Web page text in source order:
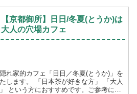
【京都御所】日日/冬夏(とうか)は
大人の穴場カフェ
れ家的カフェ「日日／冬夏(とうか)」を
きな方」 「大人
な